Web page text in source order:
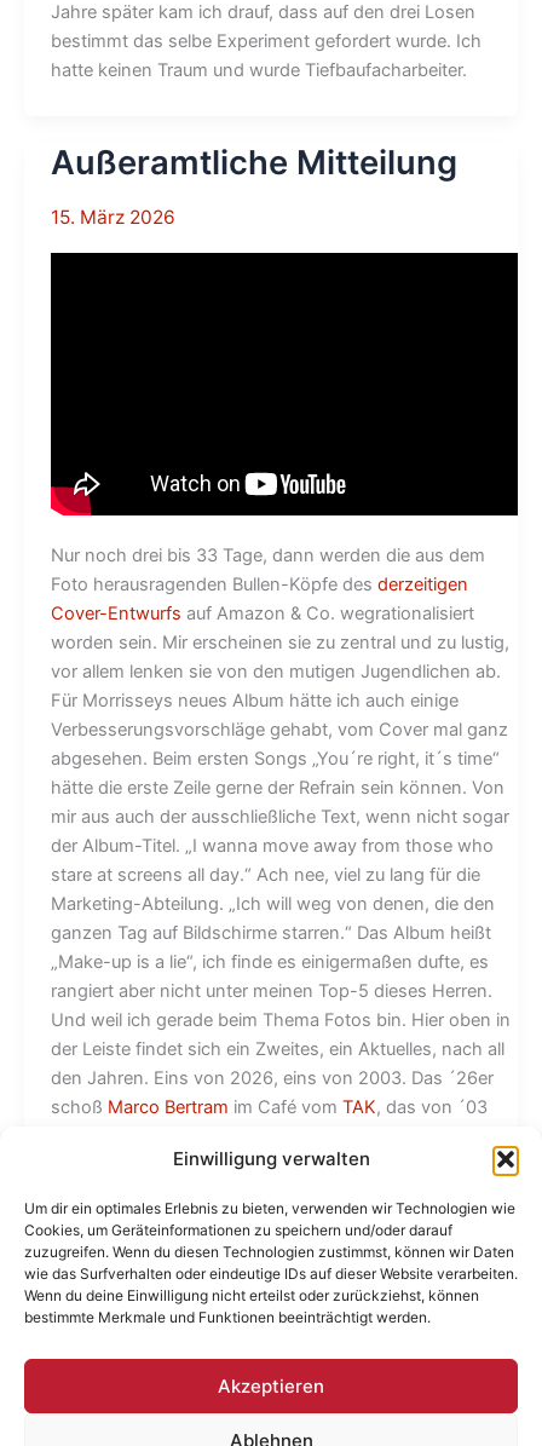
Einwilligung verwalten
Um dir ein optimales Erlebnis zu bieten, verwenden wir Technologien wie
Cookies, um Geräteinformationen zu speichern und/oder darauf
zuzugreifen. Wenn du diesen Technologien zustimmst, können wir Daten
wie das Surfverhalten oder eindeutige IDs auf dieser Website verarbeiten.
Wenn du deine Einwilligung nicht erteilst oder zurückziehst, können
bestimmte Merkmale und Funktionen beeinträchtigt werden.
Akzeptieren
Ablehnen
Jahre später kam ich drauf, dass auf den drei Losen
bestimmt das selbe Experiment gefordert wurde. Ich
hatte keinen Traum und wurde Tiefbaufacharbeiter.
Außeramtliche Mitteilung
15. März 2026
Nur noch drei bis 33 Tage, dann werden die aus dem
Foto herausragenden Bullen-Köpfe des derzeitigen
Cover-Entwurfs auf Amazon & Co. wegrationalisiert
worden sein. Mir erscheinen sie zu zentral und zu lustig,
vor allem lenken sie von den mutigen Jugendlichen ab.
Für Morrisseys neues Album hätte ich auch einige
Verbesserungsvorschläge gehabt, vom Cover mal ganz
abgesehen. Beim ersten Songs „You´re right, it´s time“
hätte die erste Zeile gerne der Refrain sein können. Von
mir aus auch der ausschließliche Text, wenn nicht sogar
der Album-Titel. „I wanna move away from those who
stare at screens all day.“ Ach nee, viel zu lang für die
Marketing-Abteilung. „Ich will weg von denen, die den
ganzen Tag auf Bildschirme starren.“ Das Album heißt
„Make-up is a lie“, ich finde es einigermaßen dufte, es
rangiert aber nicht unter meinen Top-5 dieses Herren.
Und weil ich gerade beim Thema Fotos bin. Hier oben in
der Leiste findet sich ein Zweites, ein Aktuelles, nach all
den Jahren. Eins von 2026, eins von 2003. Das ´26er
schoß Marco Bertram im Café vom TAK, das von ´03
Mauerpark. Im Hintergrund sieht man die Korsörerstraße.
dazwischen liegen mögen, und hatte als Antwort „10
oder 12“ erwartet. Sie meinte aber auf Anhieb: „20, 25.“
Wie sie darauf käme, forschte ich. Meinte sie: „Na wegen
den Hintergründen, den Häusern.“ Peng. Man kann
1 2 … 21 Weiter→